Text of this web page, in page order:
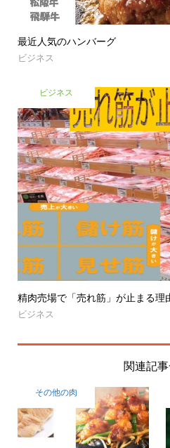
最近人気のハンバーグ
ビジネス
ビジネス
精肉売場で「売れ筋」が止まる理
ビジネス
関連記
その他の肉